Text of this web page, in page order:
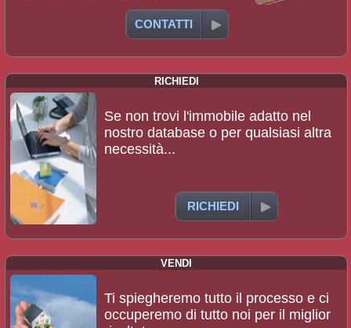
CONTATTI
RICHIEDI
Se non trovi l'immobile adatto nel
nostro database o per qualsiasi altra
necessità...
RICHIEDI
VENDI
Ti spiegheremo tutto il processo e ci
occuperemo di tutto noi per il miglior